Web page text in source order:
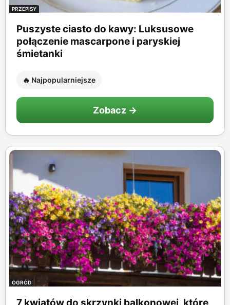
PRZEPISY
Puszyste ciasto do kawy: Luksusowe
połączenie mascarpone i paryskiej
śmietanki
🔥 Najpopularniejsze
Zobacz →
OGRÓD